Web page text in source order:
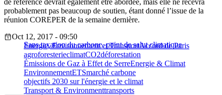
probablement pas beaucoup de soutien, étant donné l’issue de la
réunion COREPER de la semaine dernière.
Sans taxation du carbone, point de salut climatique
Oct 12, 2017 - 09:50
Energie, Environnement et TransportAccord de Paris
agroforesterieclimatCO2déforestation
Émissions de Gaz à Effet de SerreEnergie & Climat
EnvironnementETSmarché carbone
objectifs 2030 sur l'énergie et le climat
Transport & Environmenttransports